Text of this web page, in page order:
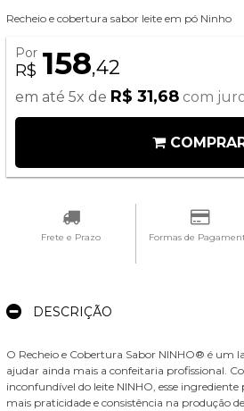
Recheio e cobertura sabor leite em pó Ninho
Por
R$ 158,42
em até 5x de R$ 31,68 com
Frete e Prazo Formas de
DESCRIÇÃO
O Recheio e Cobertura Sabor NINHO® é um
ajudar ainda mais a confeitaria profissional.
inconfundível do leite NINHO, esse
mais praticidade e consistência na produção